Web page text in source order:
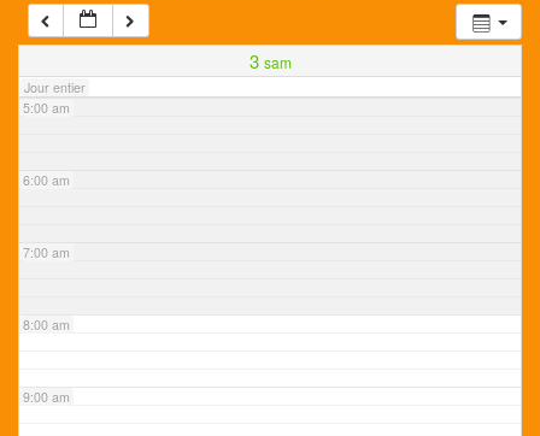
3 sam
Jour entier
4:00 am
5:00 am
6:00 am
7:00 am
8:00 am
9:00 am